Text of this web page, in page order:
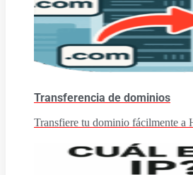
Transferencia de dominios
Transfiere tu dominio fácilmente a